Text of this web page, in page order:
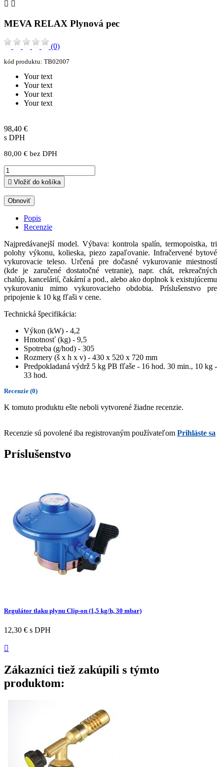
 
MEVA RELAX Plynová pec
(0)
kód produktu: TB02007
Your text
Your text
Your text
Your text
98,40 €
s DPH
80,00 € bez DPH
 Vložiť do košíka
Popis
Recenzie
Najpredávanejší model. Výbava: kontrola spalín, termopoistka, tri
polohy výkonu, kolieska, piezo zapaľovanie. Infračervené bytové
vykurovacie teleso. Určená pre dočasné vykurovanie miestností
(kde je zaručené dostatočné vetranie), napr. chát, rekreačných
chalúp, kancelárií, čakární a pod., alebo ako doplnok k existujúcemu
vykurovaniu mimo vykurovacieho obdobia. Príslušenstvo pre
pripojenie k 10 kg fľaši v cene.
Technická špecifikácia:
Výkon (kW) - 4,2
Hmotnosť (kg) - 9,5
Spotreba (g/hod) - 305
Rozmery (š x h x v) - 430 x 520 x 720 mm
Predpokladaná výdrž 5 kg PB fľaše - 16 hod. 30 min., 10 kg -
33 hod.
Recenzie (0)
K tomuto produktu ešte neboli vytvorené žiadne recenzie.
Recenzie sú povolené iba registrovaným používateľom Prihláste sa
Príslušenstvo
Regulátor tlaku plynu Clip-on (1,5 kg/h, 30 mbar)
12,30 € s DPH

Zákazníci tiež zakúpili s týmto
produktom: